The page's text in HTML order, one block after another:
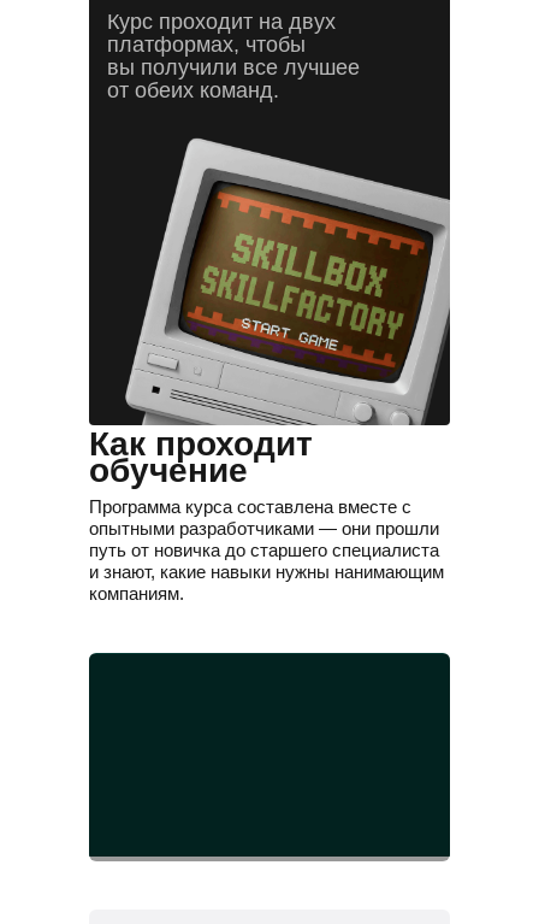
Курс проходит на двух
платформах, чтобы
вы получили все лучшее
от обеих команд.
Как проходит
обучение
Программа курса составлена вместе с
опытными разработчиками — они прошли
путь от новичка до старшего специалиста
и знают, какие навыки нужны нанимающим
компаниям.
Часто задаваемые
вопросы